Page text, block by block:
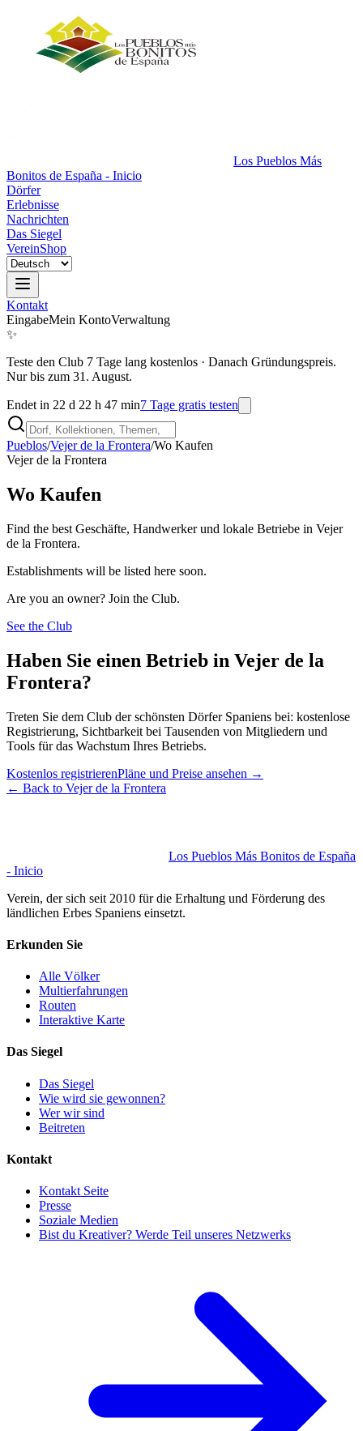
Los Pueblos Más
Bonitos de España - Inicio
Dörfer
Erlebnisse
Nachrichten
Das Siegel
VereinShop
Kontakt
EingabeMein KontoVerwaltung
✨
Teste den Club 7 Tage lang kostenlos · Danach Gründungspreis.
Nur bis zum 31. August.
Endet in 22 d 22 h 47 min7 Tage gratis testen
Pueblos/Vejer de la Frontera/Wo Kaufen
Vejer de la Frontera
Wo Kaufen
Find the best Geschäfte, Handwerker und lokale Betriebe in Vejer
de la Frontera.
Establishments will be listed here soon.
Are you an owner? Join the Club.
See the Club
Haben Sie einen Betrieb in Vejer de la
Frontera?
Treten Sie dem Club der schönsten Dörfer Spaniens bei: kostenlose
Registrierung, Sichtbarkeit bei Tausenden von Mitgliedern und
Tools für das Wachstum Ihres Betriebs.
Kostenlos registrierenPläne und Preise ansehen →
← Back to Vejer de la Frontera
Los Pueblos Más Bonitos de España
- Inicio
Verein, der sich seit 2010 für die Erhaltung und Förderung des
ländlichen Erbes Spaniens einsetzt.
Erkunden Sie
Alle Völker
Multierfahrungen
Routen
Interaktive Karte
Das Siegel
Das Siegel
Wie wird sie gewonnen?
Wer wir sind
Beitreten
Kontakt
Kontakt Seite
Presse
Soziale Medien
Bist du Kreativer? Werde Teil unseres Netzwerks